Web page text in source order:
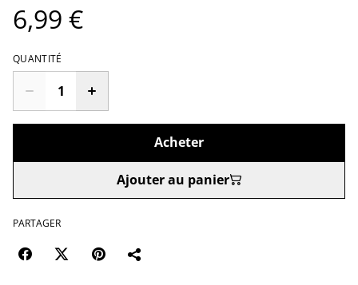
6,99 €
QUANTITÉ
Acheter
Ajouter au panier
PARTAGER